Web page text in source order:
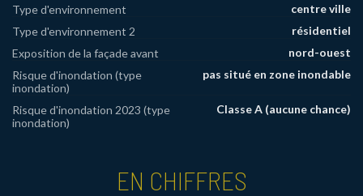
Type d'environnement
centre ville
Type d'environnement 2
résidentiel
Exposition de la façade avant
nord-ouest
Risque d'inondation (type
inondation)
pas situé en zone inondable
Risque d'inondation 2023 (type
inondation)
Classe A (aucune chance)
EN CHIFFRES